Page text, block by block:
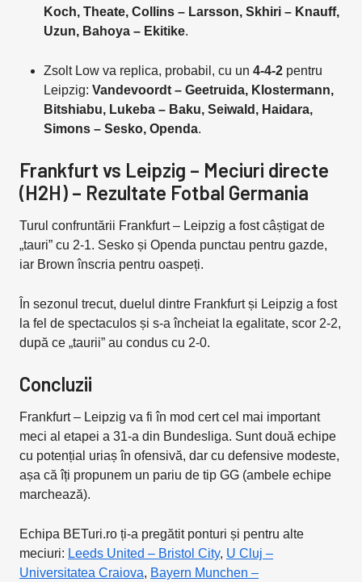
Koch, Theate, Collins – Larsson, Skhiri – Knauff,
Uzun, Bahoya – Ekitike.
Zsolt Low va replica, probabil, cu un 4-4-2 pentru
Leipzig: Vandevoordt – Geetruida, Klostermann,
Bitshiabu, Lukeba – Baku, Seiwald, Haidara,
Simons – Sesko, Openda.
Frankfurt vs Leipzig – Meciuri directe
(H2H) – Rezultate Fotbal Germania
Turul confruntării Frankfurt – Leipzig a fost câștigat de
„tauri” cu 2-1. Sesko și Openda punctau pentru gazde,
iar Brown înscria pentru oaspeți.
În sezonul trecut, duelul dintre Frankfurt și Leipzig a fost
la fel de spectaculos și s-a încheiat la egalitate, scor 2-2,
după ce „taurii” au condus cu 2-0.
Concluzii
Frankfurt – Leipzig va fi în mod cert cel mai important
meci al etapei a 31-a din Bundesliga. Sunt două echipe
cu potențial uriaș în ofensivă, dar cu defensive modeste,
așa că îți propunem un pariu de tip GG (ambele echipe
marchează).
Echipa BETuri.ro ți-a pregătit ponturi și pentru alte
meciuri: Leeds United – Bristol City, U Cluj –
Universitatea Craiova, Bayern Munchen –